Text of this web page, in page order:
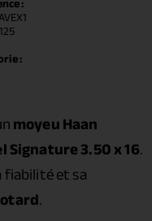
:
moyeu Haan
Signature 3.50 x 16.
fiabilité et sa
.